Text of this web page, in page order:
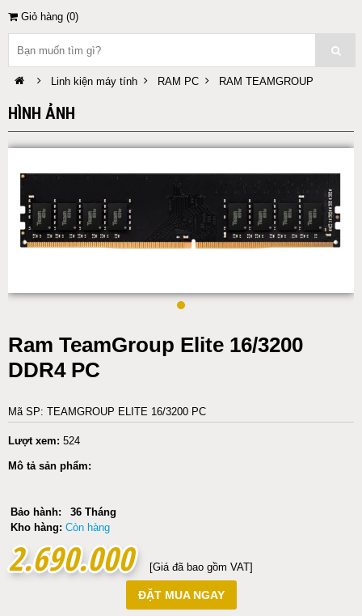
Giỏ hàng (0)
Linh kiện máy tính RAM PC RAM TEAMGROUP
HÌNH ẢNH
Ram TeamGroup Elite 16/3200
DDR4 PC
Mã SP: TEAMGROUP ELITE 16/3200 PC
Lượt xem: 524
Mô tả sản phẩm:
Bảo hành:
36 Tháng
Kho hàng: Còn hàng
2.690.000
2.690.000 [Giá đã bao gồm VAT]
ĐẶT MUA NGAY